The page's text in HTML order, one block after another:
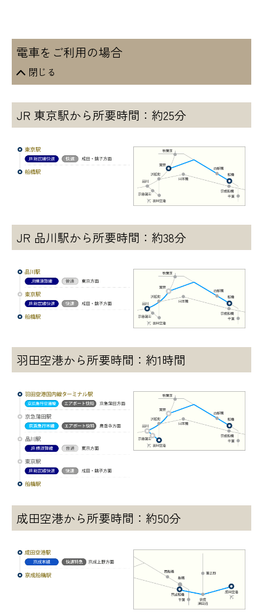
電車をご利用の場合
JR 東京駅から所要時間：約25分
JR 品川駅から所要時間：約38分
羽田空港から所要時間：約1時間
成田空港から所要時間：約50分